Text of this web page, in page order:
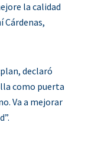
la calidad
Cárdenas,
declaró
como puerta
Va a mejorar